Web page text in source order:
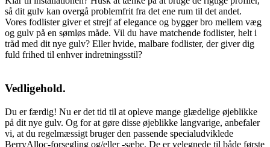
så dit gulv kan overgå problemfrit fra det ene rum til det andet.
Vores fodlister giver et strejf af elegance og bygger bro mellem væg
og gulv på en sømløs måde. Vil du have matchende fodlister, helt i
tråd med dit nye gulv? Eller hvide, malbare fodlister, der giver dig
fuld frihed til enhver indretningsstil?
Vedligehold.
Du er færdig! Nu er det tid til at opleve mange glædelige øjeblikke
på dit nye gulv. Og for at gøre disse øjeblikke langvarige, anbefaler
vi, at du regelmæssigt bruger den passende specialudviklede
BerryAlloc-forsegling og/eller -sæbe. De er velegnede til både første